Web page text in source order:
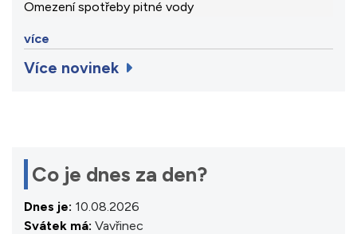
Omezení spotřeby pitné vody
více
Více novinek
Co je dnes za den?
Dnes je: 10.08.2026
Svátek má: Vavřinec